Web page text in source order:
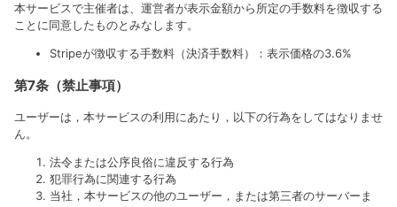
本サービスで主催者は、運営者が表示金額から所定の手数料を徴収する
ことに同意したものとみなします。
Stripeが徴収する手数料（決済手数料）：表示価格の3.6%
第7条（禁止事項）
ユーザーは，本サービスの利用にあたり，以下の行為をしてはなりませ
ん。
法令または公序良俗に違反する行為
犯罪行為に関連する行為
当社，本サービスの他のユーザー，または第三者のサーバーま